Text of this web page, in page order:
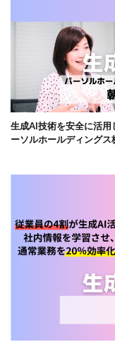
生成AI技術を安全に活
ーソルホールディングス